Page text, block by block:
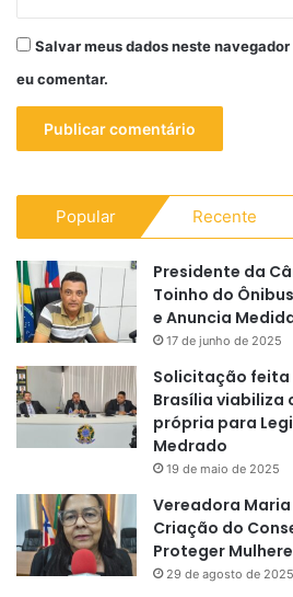
Salvar meus dados neste
eu comentar.
Popular Recente
Presidente da
Toinho do
e Anuncia
17 de junho de 2025
Solicitação feita
Brasília viabiliza
própria para
Medrado
19 de maio de 2025
Vereadora Maria
Criação do
Proteger
29 de agosto de 2025